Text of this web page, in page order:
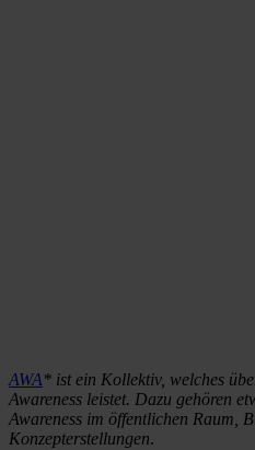
AWA* ist ein Kollektiv, welches
Awareness leistet. Dazu gehören
Awareness im öffentlichen Raum,
Konzepterstellungen.